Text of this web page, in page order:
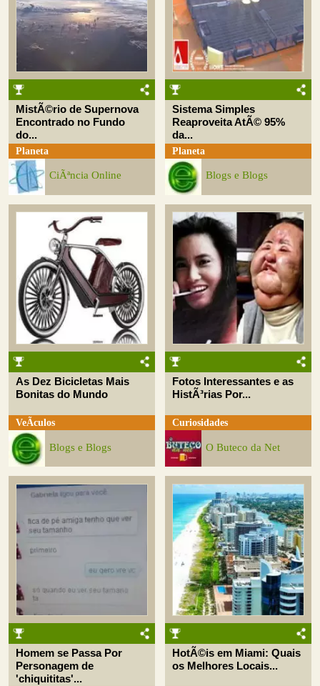
MistÃ©rio de Supernova
Encontrado no Fundo
do...
Planeta
CiÃªncia Online
Sistema Simples
Reaproveita AtÃ© 95%
da...
Planeta
Blogs e Blogs
As Dez Bicicletas Mais
Bonitas do Mundo
VeÃ­culos
Blogs e Blogs
Fotos Interessantes e as
HistÃ³rias Por...
Curiosidades
O Buteco da Net
Homem se Passa Por
Personagem de
'chiquititas'...
HotÃ©is em Miami: Quais
os Melhores Locais...